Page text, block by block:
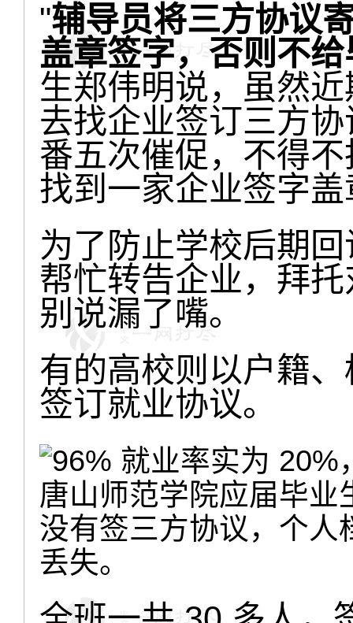
"辅导员将三方协议
盖章签字，否则不
生郑伟明说，虽然
去找企业签订三方
番五次催促，不得
找到一家企业签字盖
为了防止学校后期
帮忙转告企业，拜
别说漏了嘴。
有的高校则以户籍
签订就业协议。
唐山师范学院应届毕
没有签三方协议，个人
丢失。